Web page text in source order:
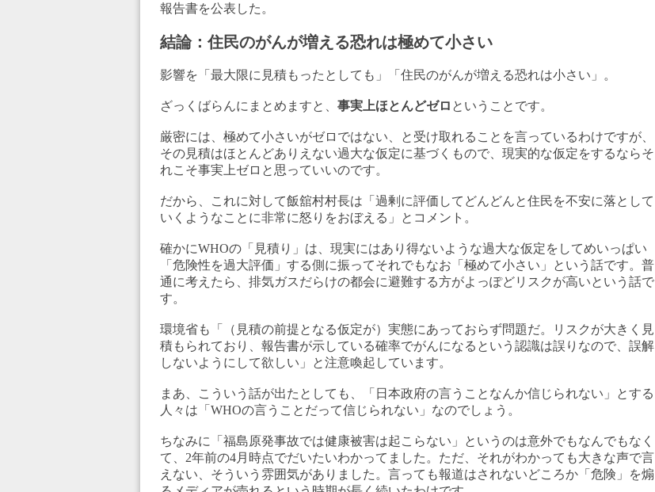
報告書を公表した。
結論：住民のがんが増える恐れは極めて小さい
影響を「最大限に見積もったとしても」「住民のがんが増える恐れは小さい」。
ざっくばらんにまとめますと、 事実上ほとんどゼロ ということです。
厳密には、極めて小さいがゼロではない、と受け取れることを言っているわけですが、
その見積はほとんどありえない過大な仮定に基づくもので、現実的な仮定をするならそ
れこそ事実上ゼロと思っていいのです。
だから、これに対して飯舘村村長は「過剰に評価してどんどんと住民を不安に落として
いくようなことに非常に怒りをおぼえる」とコメント。
確かにWHOの「見積り」は、現実にはあり得ないような過大な仮定をしてめいっぱい
「危険性を過大評価」する側に振ってそれでもなお「極めて小さい」という話です。普
通に考えたら、排気ガスだらけの都会に避難する方がよっぽどリスクが高いという話で
す。
環境省も「（見積の前提となる仮定が）実態にあっておらず問題だ。リスクが大きく見
積もられており、報告書が示している確率でがんになるという認識は誤りなので、誤解
しないようにして欲しい」と注意喚起しています。
まあ、こういう話が出たとしても、「日本政府の言うことなんか信じられない」とする
人々は「WHOの言うことだって信じられない」なのでしょう。
ちなみに「福島原発事故では健康被害は起こらない」というのは意外でもなんでもなく
て、2年前の4月時点でだいたいわかってました。ただ、それがわかっても大きな声で言
えない、そういう雰囲気がありました。言っても報道はされないどころか「危険」を煽